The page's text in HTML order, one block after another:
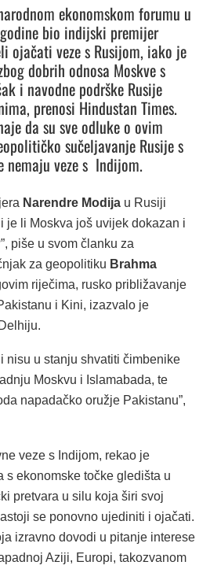
ekonomskom forumu u
bio indijski premijer
ojačati veze s Rusijom, iako je
dobrih odnosa Moskve s
i navodne podrške Rusije
prenosi Hindustan Times.
da su sve odluke o ovim
sučeljavanje Rusije s
nemaju veze s Indijom.
Narendre Modija u Rusiji
je li Moskva još uvijek dokazan i
piše u svom članku za
za geopolitiku Brahma
riječima, rusko približavanje
i Kini, izazvalo je
nisu u stanju shvatiti čimbenike
Moskvu i Islamabada, te
napadačko oružje Pakistanu”,
veze s Indijom, rekao je
s ekonomske točke gledišta u
pretvara u silu koja širi svoj
se ponovno ujediniti i ojačati.
izravno dovodi u pitanje interese
Aziji, Europi, takozvanom